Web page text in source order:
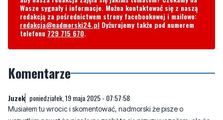
Byliście świadkami zdarzenia w naszym regionie? Chcecie
aby nasza redakcja zajęła się jakimś tematem? Czekamy na
redakcją za pośrednictwem strony facebookowej i mailowo:
telefonu729 715 670
Komentarze